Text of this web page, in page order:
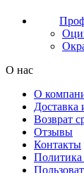
О нас
О
Доставка
Возврат
Отзывы
Контакты
Политика